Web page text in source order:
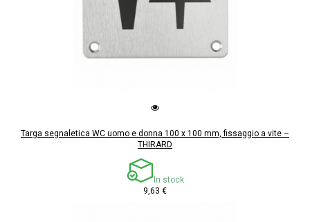
Targa segnaletica WC uomo e donna 100 x 100 mm, fissaggio a vite –
THIRARD
In stock
9,63 €